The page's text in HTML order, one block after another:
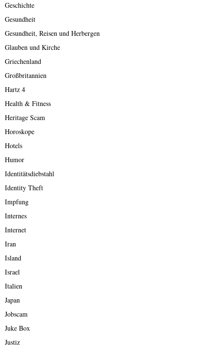
Geschichte
Gesundheit
Gesundheit, Reisen und Herbergen
Glauben und Kirche
Griechenland
Großbritannien
Hartz 4
Health & Fitness
Heritage Scam
Horoskope
Hotels
Humor
Identitätsdiebstahl
Identity Theft
Impfung
Internes
Internet
Iran
Island
Israel
Italien
Japan
Jobscam
Juke Box
Justiz